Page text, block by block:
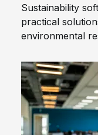
Sustainability
practical
environmental